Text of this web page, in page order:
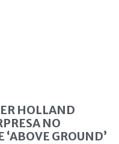
HOLLAND
NO
GROUND’